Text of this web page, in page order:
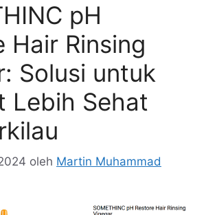
pH
Hair Rinsing
Solusi untuk
Lebih Sehat
oleh Martin Muhammad